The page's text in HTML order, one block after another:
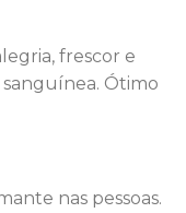
frescor e
Ótimo
nas pessoas.